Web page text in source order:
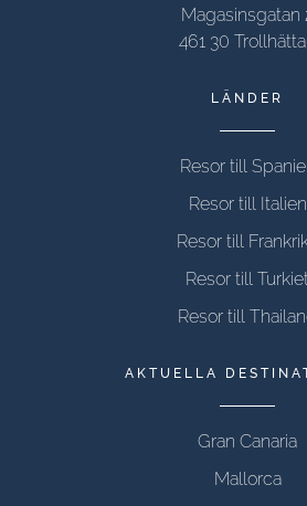
Magasinsgatan
461 30
LÄNDER
Resor till
Resor till Italien
Resor till
Resor till Turkiet
Resor till
AKTUELLA
Gran Canaria
Mallorca